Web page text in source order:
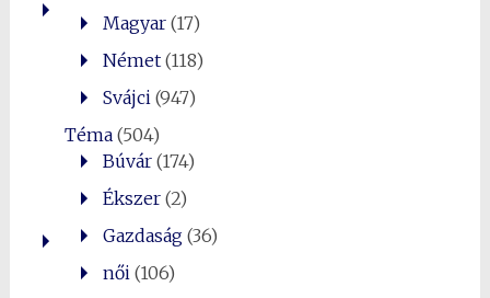
Magyar(17)
Német(118)
Svájci(947)
Téma(504)
Búvár(174)
Ékszer(2)
Gazdaság(36)
női(106)